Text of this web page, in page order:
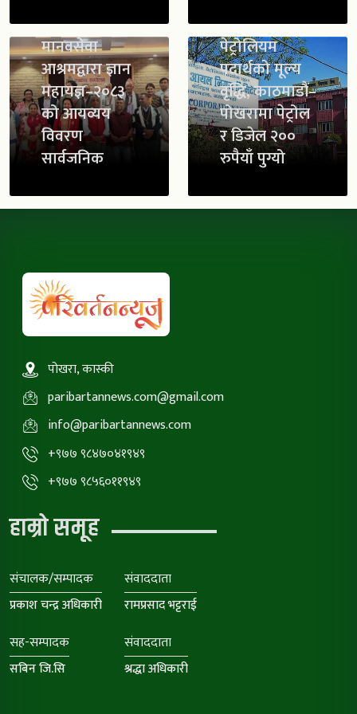
मानवसेवा
आश्रमद्वारा ज्ञान
महायज्ञ–२०८३
को आयव्यय
विवरण
सार्वजनिक
पेट्रोलियम
पदार्थको मूल्य
वृद्धि, काठमाडौं–
पोखरामा पेट्रोल
र डिजेल २००
रुपैयाँ पुग्यो
पोखरा, कास्की
paribartannews.com@gmail.com
info@paribartannews.com
+९७७ ९८४७०४१९४९
+९७७ ९८५६०११९४९
हाम्रो समूह
संचालक/सम्पादक
प्रकाश चन्द्र अधिकारी
संवाददाता
रामप्रसाद भट्टराई
सह-सम्पादक
सबिन जि.सि
संवाददाता
श्रद्धा अधिकारी